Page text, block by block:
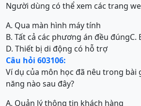
Người dùng có thể xem các trang
A. Qua màn hình máy tính
B. Tất cả các phương án đều đúngC.
D. Thiết bị di động có hỗ trợ
Câu hỏi 603106:
Ví dụ của môn học đã nêu trong bài
năng nào sau đây?
A. Quản lý thông tin khách hàng